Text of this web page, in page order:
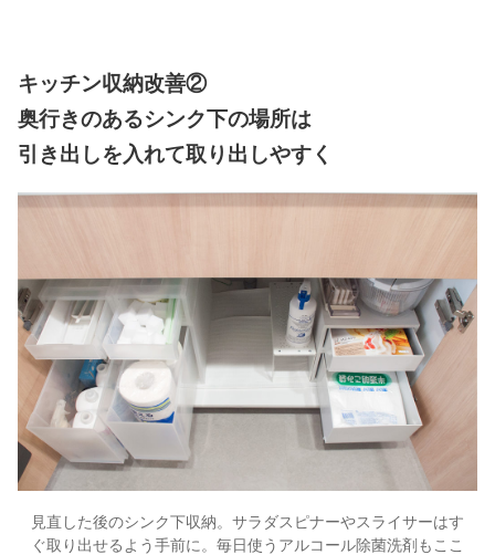
キッチン収納改善②
奥行きのあるシンク下の場所は
引き出しを入れて取り出しやすく
見直した後のシンク下収納。サラダスピナーやスライサーはす
ぐ取り出せるよう手前に。毎日使うアルコール除菌洗剤もここ